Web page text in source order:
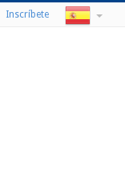
Inscríbete